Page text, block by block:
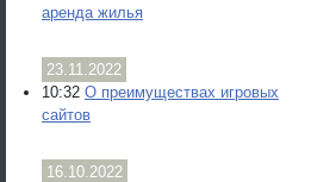
аренда жилья
23.11.2022
10:32 О преимуществах игровых
сайтов
16.10.2022